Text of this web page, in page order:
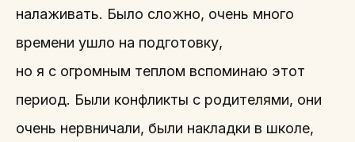
налаживать. Было сложно, очень много
времени ушло на подготовку,
но я с огромным теплом вспоминаю этот
период. Были конфликты с родителями, они
очень нервничали, были накладки в школе,